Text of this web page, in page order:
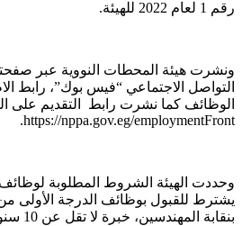
رقم 1 لعام 2022 للهيئة.
ونشرت هيئة المحطات النووية عبر
التواصل الاجتماعي “فيس بوك”، رابط
الوظائف كما نشرت رابط التقديم على
https://nppa.gov.eg/employmentFront.
وحددت الهيئة الشروط المطلوبة
يشترط للقبول بوظائف الدرجة الأولى